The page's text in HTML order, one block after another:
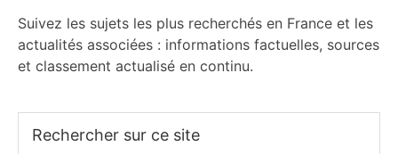
Suivez les sujets les plus recherchés en France et les
actualités associées : informations factuelles, sources
et classement actualisé en continu.
sur